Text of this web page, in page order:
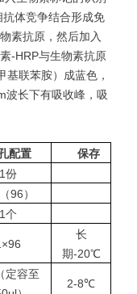
体竞争结合形成免
素抗原，然后加入
-HRP与生物素抗原
联苯胺）成蓝色，
波长下有吸收峰，吸
配置
保存
1份
96）
1个
长
期-20℃
定容至
2-8℃